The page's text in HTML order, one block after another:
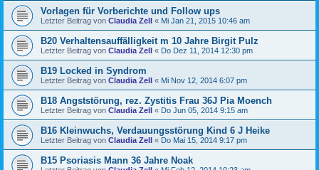
Vorlagen für Vorberichte und Follow ups
Letzter Beitrag von Claudia Zell « Mi Jan 21, 2015 10:46 am
B20 Verhaltensauffälligkeit m 10 Jahre Birgit Pulz
Letzter Beitrag von Claudia Zell « Do Dez 11, 2014 12:30 pm
B19 Locked in Syndrom
Letzter Beitrag von Claudia Zell « Mi Nov 12, 2014 6:07 pm
B18 Angststörung, rez. Zystitis Frau 36J Pia Moench
Letzter Beitrag von Claudia Zell « Do Jun 05, 2014 9:15 am
B16 Kleinwuchs, Verdauungsstörung Kind 6 J Heike
Letzter Beitrag von Claudia Zell « Do Mai 15, 2014 9:17 pm
B15 Psoriasis Mann 36 Jahre Noak